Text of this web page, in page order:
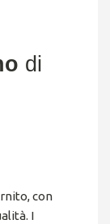
di
con
I